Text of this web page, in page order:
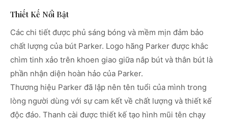
Thiết Kế Nổi Bật
Các chi tiết được phủ sáng bóng và mềm mịn đảm bảo
chất lượng của bút Parker. Logo hãng Parker được khắc
chìm tinh xảo trên khoen giao giữa nắp bút và thân bút là
phần nhận diện hoàn hảo của Parker.
Thương hiệu Parker đã lập nên tên tuổi của mình trong
lòng người dùng với sự cam kết về chất lượng và thiết kế
độc đáo. Thanh cài được thiết kế tạo hình mũi tên chạy